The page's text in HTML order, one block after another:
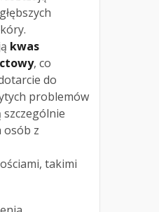
kwas
, co
do
problemów
szczególnie
osób z
takimi